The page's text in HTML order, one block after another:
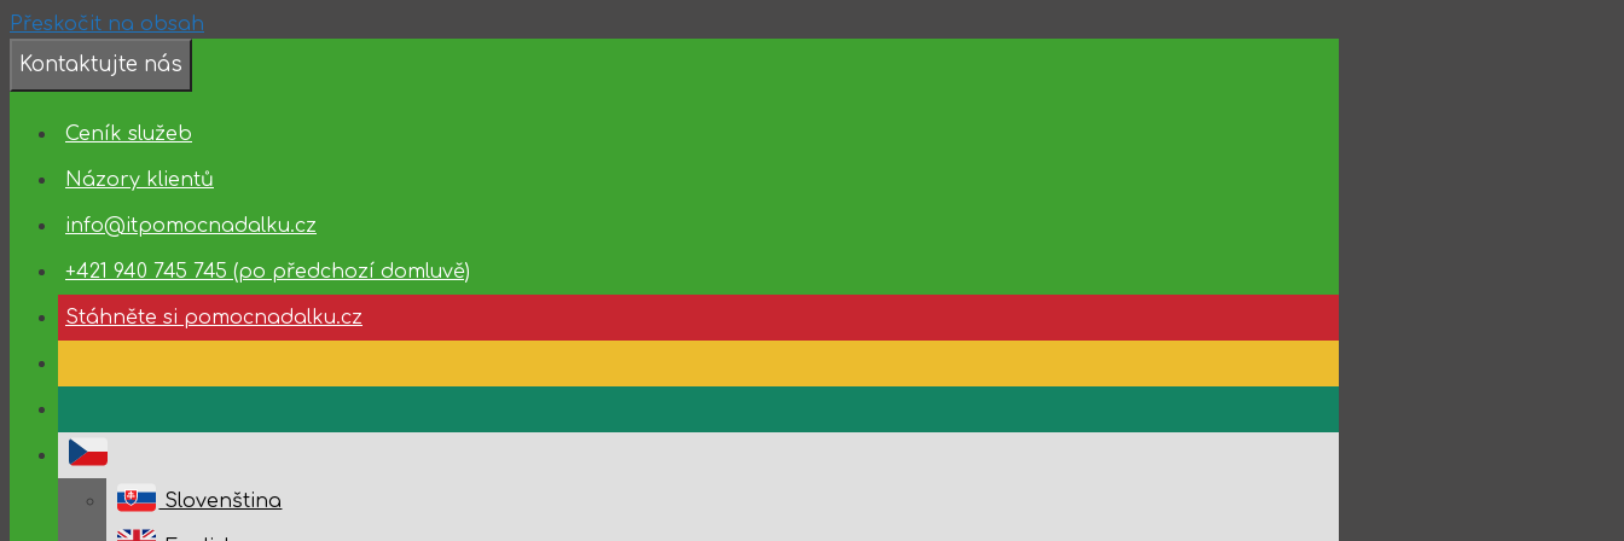
Přeskočit na obsah
technické
podpory
03.08.2026
07.08.2026
Kontaktujte nás
Ceník služeb
Názory klientů
info@itpomocnadalku.cz
+421 940 745 745 (po předchozí domluvě)
Stáhněte si pomocnadalku.cz
Slovenština